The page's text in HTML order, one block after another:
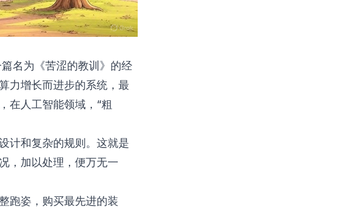
名为《苦涩的教训 》的经
力增长而进步的系统，最
在人工智能领域，“粗
计和复杂的规则。这就是
，加以处理，便万无一
跑姿，购买最先进的装